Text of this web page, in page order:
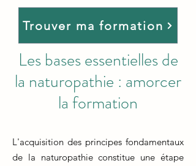
Trouver ma formation
Les bases essentielles de
la naturopathie : amorcer
la formation
L'acquisition des principes fondamentaux
de la naturopathie constitue une étape